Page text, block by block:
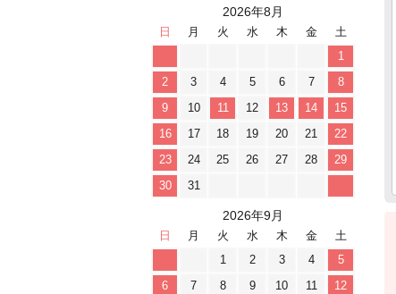
2026年8月
日 月 火 水 木 金
土
1
2
3 4 5 6 7
8
9
10 11 12 13 14
15
16
17 18 19 20 21
22
23
24 25 26 27 28
29
30
31
2026年9月
日 月 火 水 木 金
土
1
2 3 4
5
6
7 8 9 10 11
12